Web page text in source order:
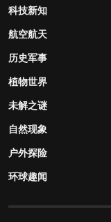
科技新知
航空航天
历史军事
植物世界
未解之谜
自然现象
户外探险
环球趣闻